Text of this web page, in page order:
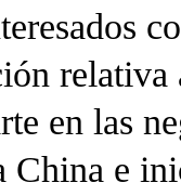
relativa
en las
e